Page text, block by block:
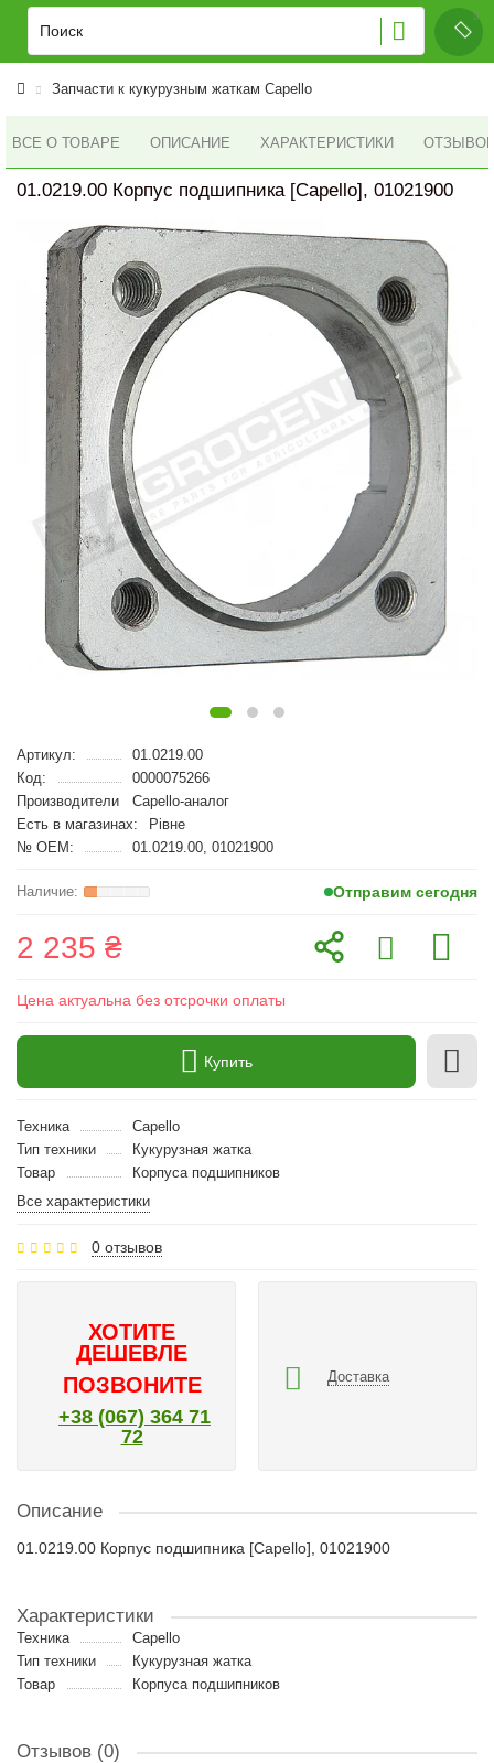
Запчасти к кукурузным жаткам Capello
ВСЕ О ТОВАРЕ ОПИСАНИЕ ХАРАКТЕРИСТИКИ ОТЗЫВОВ
01.0219.00 Корпус подшипника [Capello], 01021900
Артикул:
01.0219.00
Код:
0000075266
Производители
Capello-аналог
Есть в магазинах:
Рівне
№ OEM:
01.0219.00, 01021900
Отправим сегодня
2 235 ₴
Цена актуальна без отсрочки оплаты
Купить
Техника
Capello
Тип техники
Кукурузная жатка
Товар
Корпуса подшипников
Все характеристики
0 отзывов
ХОТИТЕ
ДЕШЕВЛЕ
ПОЗВОНИТЕ
+38 (067) 364 71
72
Доставка
Описание
01.0219.00 Корпус подшипника [Capello], 01021900
Характеристики
Техника
Capello
Тип техники
Кукурузная жатка
Товар
Корпуса подшипников
Отзывов (0)